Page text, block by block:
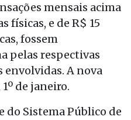
mensais acima
físicas, e de R$ 15
fossem
pelas respectivas
A nova
de janeiro.
do Sistema Público de